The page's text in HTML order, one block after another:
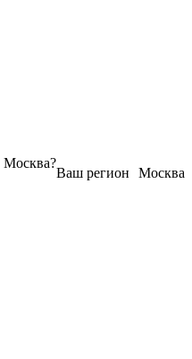
Москва
Ваш регион
Москва?